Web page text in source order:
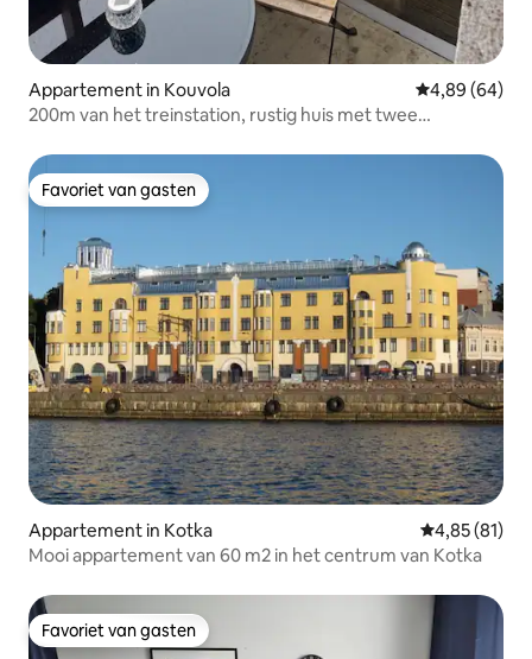
Appartement in Kouvola Gemiddelde
4,89 (64)
200m van het treinstation, rustig huis met twee
Favoriet van gasten
Favoriet van gasten
Appartement in Kotka Gemiddelde
4,85 (81)
Mooi appartement van 60 m2 in het centrum van Kotka
Favoriet van gasten
Favoriet van gasten